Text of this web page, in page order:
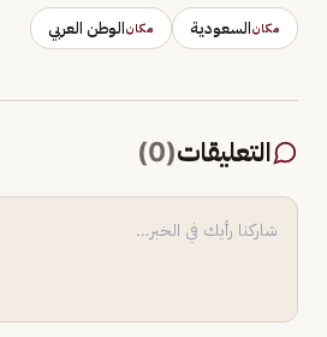
مكانالسعودية مكانالوطن العربي
التعليقات(
0
)